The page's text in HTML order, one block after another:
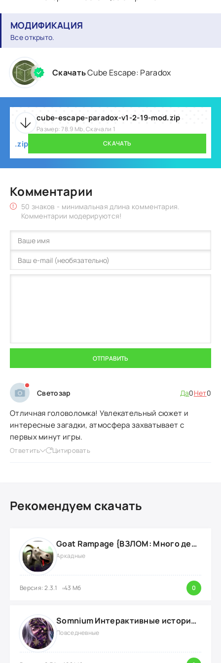
МОДИФИКАЦИЯ
Все открыто.
СкачатьCube Escape: Paradox
cube-escape-paradox-v1-2-19-mod.zip
Размер: 78.9 Mb, Скачали 1
.zip СКАЧАТЬ
Комментарии
50 знаков - минимальная длина комментария.
Комментарии модерируются!
ОТПРАВИТЬ
Светозар Да0Нет0
Отличная головоломка! Увлекательный сюжет и
интересные загадки, атмосфера захватывает с
первых минут игры.
Ответить Цитировать
Рекомендуем скачать
Goat Rampage {ВЗЛОМ: Много денег}
Аркадные
Версия: 2.3.1 43 Мб 0
Somnium Интерактивные истории {ВЗЛОМ: Много Наград}
Повседневные